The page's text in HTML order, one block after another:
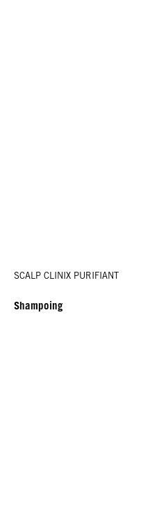
SCALP CLINIX PURIFIANT
Shampoing